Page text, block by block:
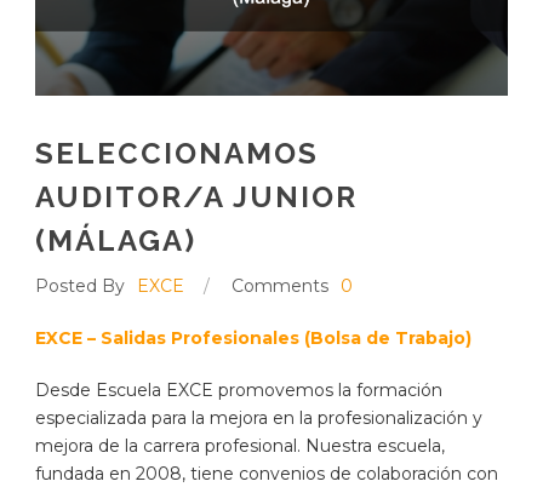
SELECCIONAMOS
AUDITOR/A JUNIOR
(MÁLAGA)
Posted By EXCE / Comments 0
EXCE – Salidas Profesionales (Bolsa de Trabajo)
Desde Escuela EXCE promovemos la formación
especializada para la mejora en la profesionalización y
mejora de la carrera profesional. Nuestra escuela,
fundada en 2008, tiene convenios de colaboración con